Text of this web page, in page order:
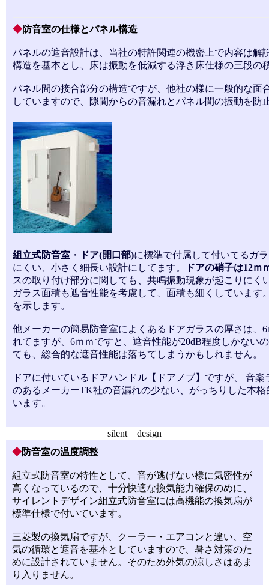
◆防音室の仕様とパネル構造
パネルの遮音設計は、当社の特許関連の機密上で内容は解
構造を基本とし、床は振動を低減する浮き床仕様の三段の
パネル間の接合部分の構造ですが、他社の様に一般的な面
していますので、隙間からの音漏れとパネル間の振動を防
組立式防音室 ・ ドア(開口部)に標準で付属して付いてるガ
にくい、小さく細長い設計にしてます。
ドアの硝子は12ｍ
スの取り付け部分に関しても、共鳴振動現象が起こりにく
ガラス面積も遮音性能を考慮して、面積も細くしています
を示します。
他メーカーの簡易防音室によくあるドアガラスの厚さは、
れてますが、6ｍｍですと、遮音性能が20dB程度しかない
ても、総合的な遮音性能は落ちてしまうかもしれません。
ドアに付いているドアハンドル【ドアノブ】ですが、 音
のあるメーカーTK社の音漏れの少ない、がっちりした本格
います。
silent design
◆防音室の温度調整
組立式防音室の特性として、音が逃げない様に気密性が
高くなっているので、十分快適な換気能力確保のめに、
サイレントデザイン組立式防音室には高機能の換気扇が
標準仕様で付いています。
三菱製の換気扇ですが、クーラー・エアコンと違い、空
気の循環と遮音を基本としていますので、暑さ対策のた
めに設計されていません。そのため外気の涼しさはあま
り入りません。